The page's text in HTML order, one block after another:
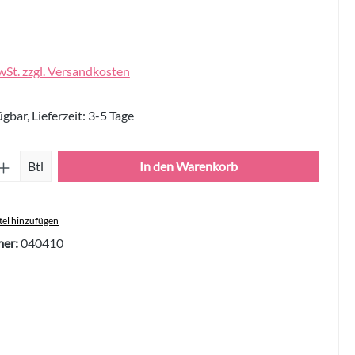
zzgl. Versandkosten
Lieferzeit: 3-5 Tage
Gib den gewünschten Wert ein
Btl In den Warenkorb
hinzufügen
040410